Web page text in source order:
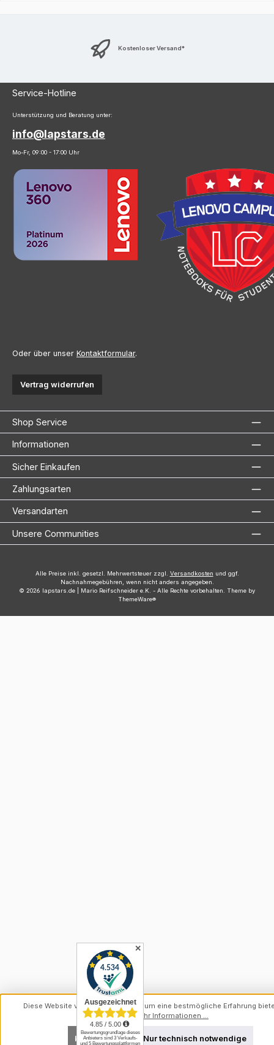
Kostenloser Versand*
Service-Hotline
Unterstützung und Beratung unter:
info@lapstars.de
Mo-Fr, 09:00 - 17:00 Uhr
Oder über unser Kontaktformular.
Vertrag widerrufen
Shop Service
Informationen
Sicher Einkaufen
Zahlungsarten
Versandarten
Unsere Communities
Alle Preise inkl. gesetzl. Mehrwertsteuer zzgl. Versandkosten und ggf.
Nachnahmegebühren, wenn nicht anders angegeben.
© 2026 lapstars.de | Mario Reifschneider e.K. - Alle Rechte vorbehalten. Theme by
ThemeWare®
✕
Diese Website verwendet Cookies, um eine bestmögliche Erfahrung
können.Mehr Informationen ...
Nur technisch notwendige
Konfigurieren